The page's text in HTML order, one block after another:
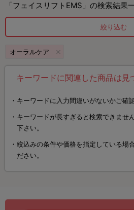
「フェイスリフトEMS」の検索結果
絞り込む
オーラルケア
キーワードに関連した商品は見
キーワードに入力間違いがないかご確
キーワードが長すぎると検索できませ
下さい。
絞込みの条件や価格を指定している場
ださい。